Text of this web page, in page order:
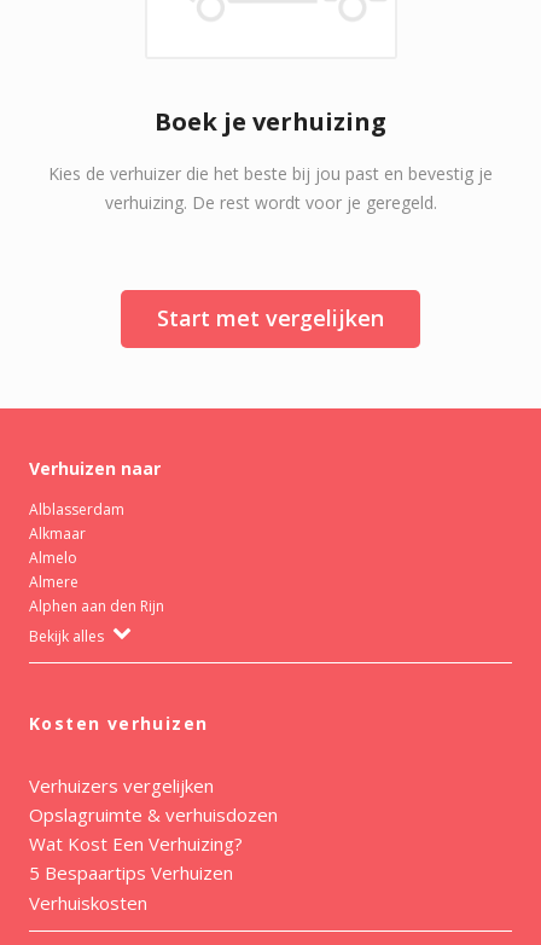
Boek je verhuizing
Kies de verhuizer die het beste bij jou past en bevestig je
verhuizing. De rest wordt voor je geregeld.
Start met vergelijken
Verhuizen naar
Alblasserdam
Alkmaar
Almelo
Almere
Alphen aan den Rijn
Bekijk alles
Kosten verhuizen
Verhuizers vergelijken
Opslagruimte & verhuisdozen
Wat Kost Een Verhuizing?
5 Bespaartips Verhuizen
Verhuiskosten